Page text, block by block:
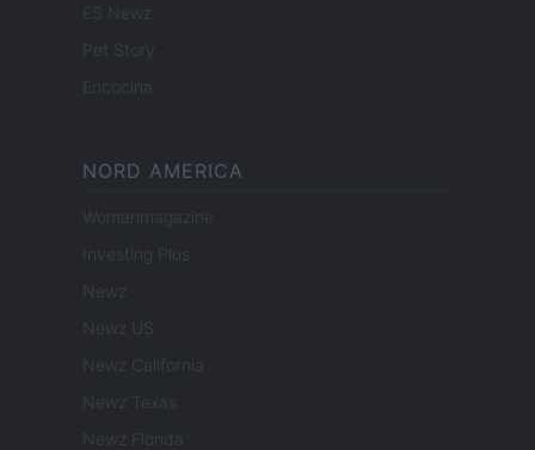
ES Newz
Pet Story
Encocina
NORD AMERICA
Womanmagazine
Investing Plus
Newz
Newz US
Newz California
Newz Texas
Newz Florida